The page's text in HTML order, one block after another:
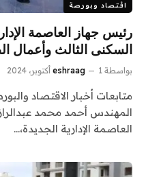
اقتصاد وبورصة
رئيس جهاز العاصمة
السكنى الثالث وأعمال
بواسطة eshraag 1 أكتوبر، 2024
متابعات أخبار الاقتصاد
المهندس أحمد محمد
العاصمة الإدارية الجديدة،…